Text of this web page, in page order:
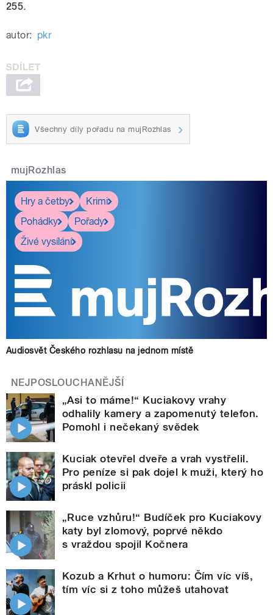
255.
autor: pkr
Všechny díly pořadu na mujRozhlas
mujRozhlas
Hry a četby
Krimi
Pohádky
Pořady
Živé vysílání
Audiosvět Českého rozhlasu na jednom místě
NEJPOSLOUCHANĚJŠÍ
„Asi to máme!“ Kuciakovy vrahy
odhalily kamery a zapomenutý telefon.
Pomohl i nečekaný svědek
Kuciak otevřel dveře a vrah vystřelil.
Pro peníze si pak dojel k muži, který ho
práskl policii
„Ruce vzhůru!“ Budíček pro Kuciakovy
katy byl zlomový, poprvé někdo
s vraždou spojil Kočnera
Kozub a Krhut o humoru: Čím víc víš,
tím víc si z toho můžeš utahovat